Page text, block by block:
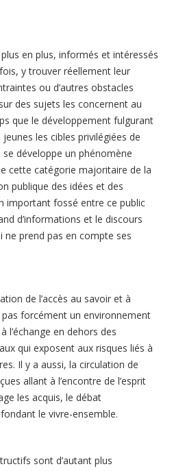
en plus, informés et intéressés
y trouver réellement leur
ou d’autres obstacles
des sujets les concernent au
que le développement fulgurant
les cibles privilégiées de
développe un phénomène
cette catégorie majoritaire de la
publique des idées et des
important fossé entre ce public
d’informations et le discours
prend pas en compte ses
de l’accès au savoir et à
pas forcément un environnement
l’échange en dehors des
qui exposent aux risques liés à
Il y a aussi, la circulation de
allant à l’encontre de l’esprit
les acquis, le débat
le vivre-ensemble.
sont d’autant plus